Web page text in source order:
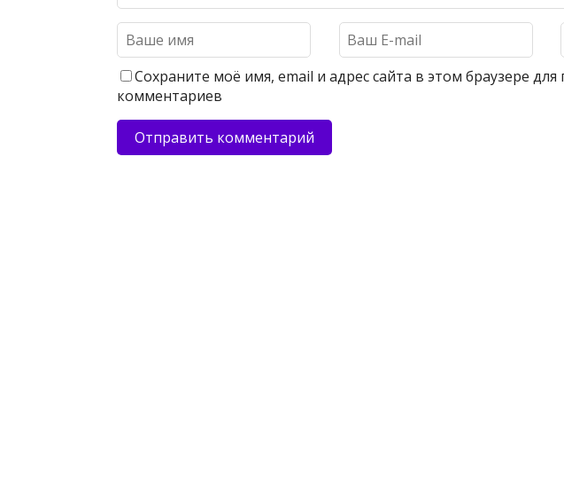
Сохраните моё имя, email и адрес сайта в этом браузере
комментариев